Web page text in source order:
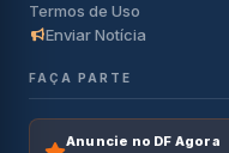
Termos de Uso
Enviar Notícia
FAÇA PARTE
Anuncie no DF Agora